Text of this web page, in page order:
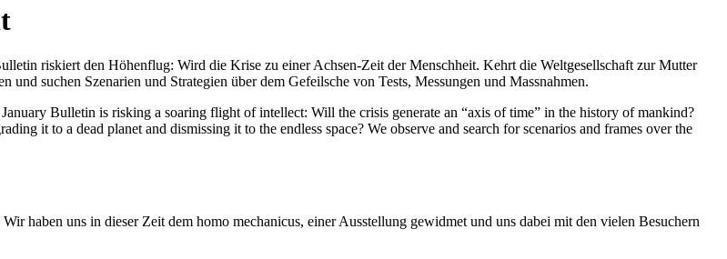
riskiert den Höhenflug: Wird die Krise zu einer Achsen-Zeit der Menschheit. Kehrt die Weltgesellschaft zur Mutter
suchen Szenarien und Strategien über dem Gefeilsche von Tests, Messungen und Massnahmen.
Bulletin is risking a soaring flight of intellect: Will the crisis generate an “axis of time” in the history of mankind?
it to a dead planet and dismissing it to the endless space? We observe and search for scenarios and frames over the
haben uns in dieser Zeit dem homo mechanicus, einer Ausstellung gewidmet und uns dabei mit den vielen Besuchern